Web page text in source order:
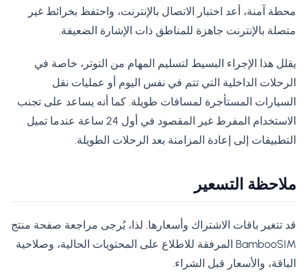
محطة آمنة، أعد اختبار الاتصال بالإنترنت، واحتفظ بخرائط غير
متصلة بالإنترنت جاهزة للمناطق ذات الإشارة الضعيفة.
يقلل هذا الإجراء البسيط لتسليم المهام من التوتر، خاصة في
الرحلات الداخلية التي تتم في نفس اليوم أو عمليات نقل
السيارات المستأجرة لمسافات طويلة. كما أنه يساعد على تجنب
الاستخدام المفرط غير المقصود في أول 24 ساعة عندما تميل
التطبيقات إلى إعادة المزامنة بعد الرحلات الطويلة.
ملاحظة التسعير
قد تتغير باقات الاشتراك وأسعارها. لذا، يُرجى مراجعة صفحة منتج
BambooSIM المرفقة للاطلاع على المحتويات الحالية، وصلاحية
الباقة، والأسعار قبل الشراء.